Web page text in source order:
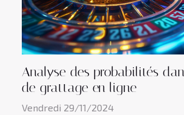
Analyse des probabilités
de grattage en ligne
Vendredi 29/11/2024